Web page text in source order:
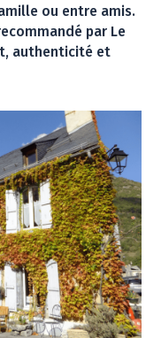
ou entre amis.
par Le
authenticité et